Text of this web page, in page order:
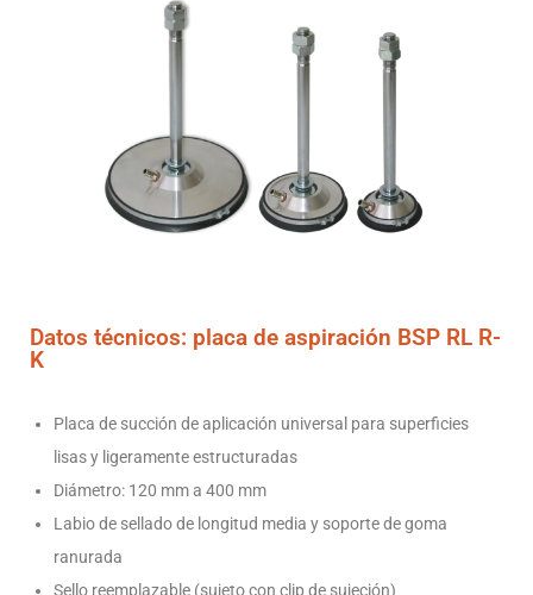
Datos técnicos: placa de aspiración BSP RL R-
K
Placa de succión de aplicación universal para superficies
lisas y ligeramente estructuradas
Diámetro: 120 mm a 400 mm
Labio de sellado de longitud media y soporte de goma
ranurada
Sello reemplazable (sujeto con clip de sujeción)